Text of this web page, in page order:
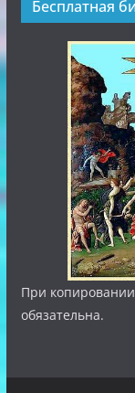
Бесплатная